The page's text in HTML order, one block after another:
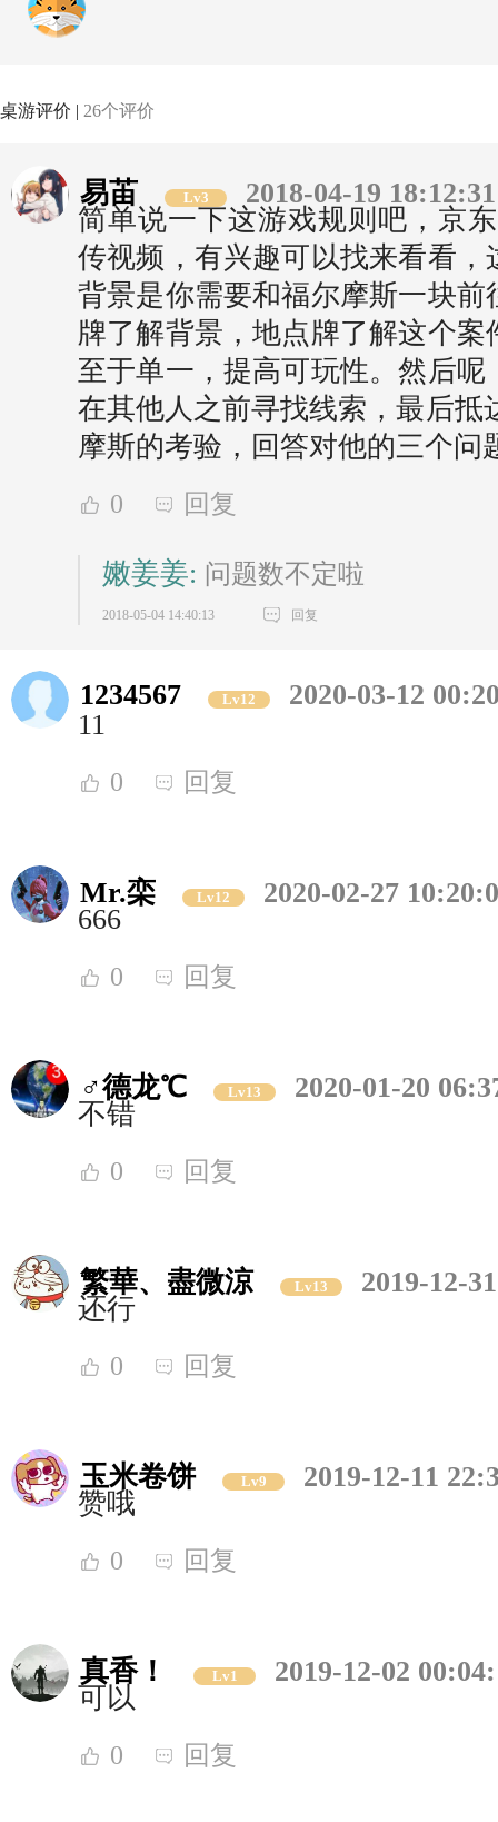
桌游评价 | 26个评价
易苖 Lv3
2018-04-19 18:12:31
简单说一下这游戏规则吧，京
传视频，有兴趣可以找来看看
背景是你需要和福尔摩斯一块
牌了解背景，地点牌了解这个
至于单一，提高可玩性。然后
在其他人之前寻找线索，最后抵
摩斯的考验，回答对他的三个问
0 回复
嫩姜姜: 问题数不定啦
2018-05-04 14:40:13 回复
1234567 Lv12
2020-03-12
11
0 回复
Mr.栾 Lv12
2020-02-27
666
0 回复
♂德龙℃ Lv13
2020-01-20
不错
0 回复
繁華、盡微涼 Lv13
2019-12-
还行
0 回复
玉米卷饼 Lv9
2019-12-11
赞哦
0 回复
真香！ Lv1
2019-12-02
可以
0 回复